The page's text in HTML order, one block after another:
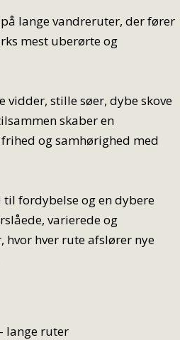
lange vandreruter, der fører
mest uberørte og
vidder, stille søer, dybe skove
skaber en
og samhørighed med
fordybelse og en dybere
varierede og
hvor hver rute afslører nye